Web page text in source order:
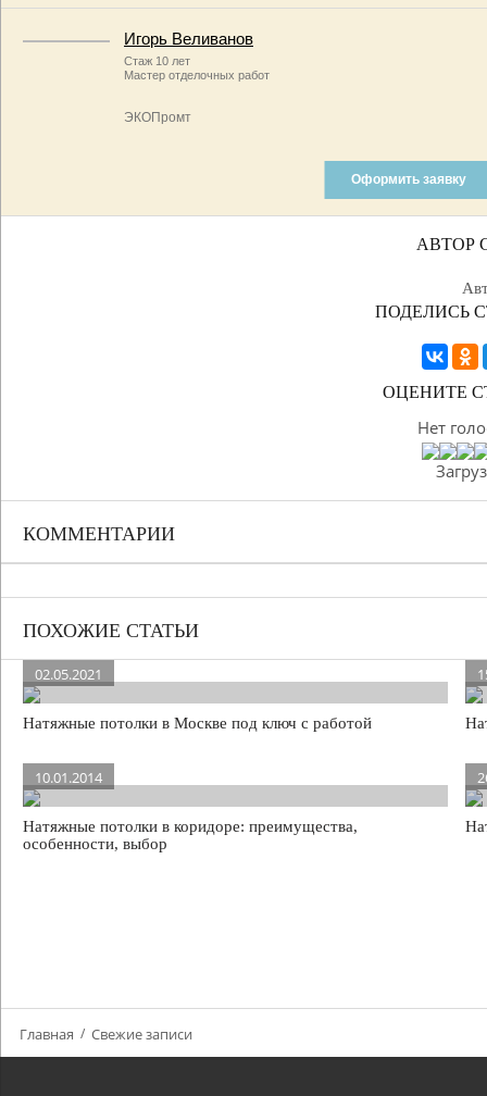
Игорь Веливанов
Стаж 10 лет
Мастер отделочных работ
ЭКОПромт
Оформить заявку
АВТОР
ПОДЕЛИСЬ
ОЦЕНИТЕ
Нет
КОММЕНТАРИИ
ПОХОЖИЕ СТАТЬИ
02.05.2021
Натяжные потолки в Москве под ключ с работой
10.01.2014
Натяжные потолки в коридоре: преимущества,
особенности, выбор
Главная Свежие записи